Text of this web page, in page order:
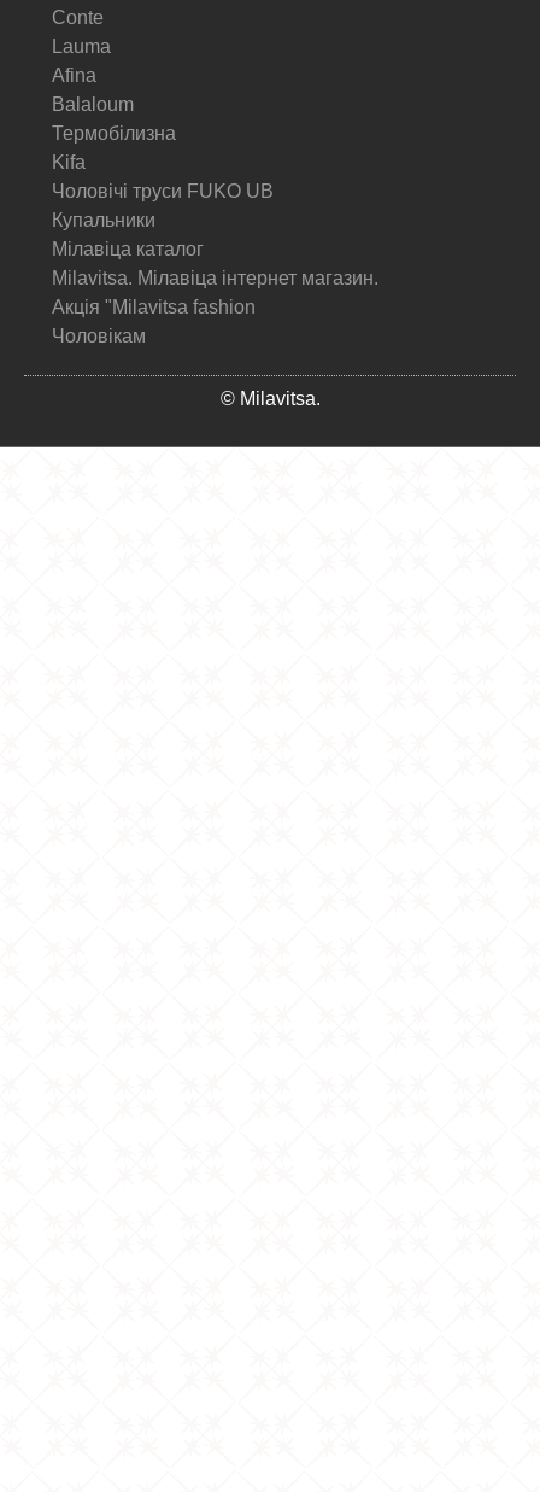
Conte
Lauma
Afina
Balaloum
Термобілизна
Kifa
Чоловічі труси FUKO UB
Купальники
Мілавіца каталог
Milavitsa. Мілавіца інтернет магазин.
Акція "Milavitsa fashion
Чоловікам
© Milavitsa.